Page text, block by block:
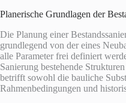
Planerische Grundlagen der
Die Planung einer
grundlegend von der eines
alle Parameter frei definiert
Sanierung bestehende
betrifft sowohl die bauliche
Rahmenbedingungen und